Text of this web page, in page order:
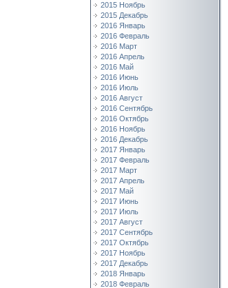
2015 Ноябрь
2015 Декабрь
2016 Январь
2016 Февраль
2016 Март
2016 Апрель
2016 Май
2016 Июнь
2016 Июль
2016 Август
2016 Сентябрь
2016 Октябрь
2016 Ноябрь
2016 Декабрь
2017 Январь
2017 Февраль
2017 Март
2017 Апрель
2017 Май
2017 Июнь
2017 Июль
2017 Август
2017 Сентябрь
2017 Октябрь
2017 Ноябрь
2017 Декабрь
2018 Январь
2018 Февраль